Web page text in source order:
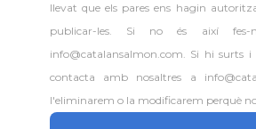
llevat que els pares ens hagin
publicar-les. Si no és així fes-
info@catalansalmon.com. Si hi surts i
contacta amb nosaltres a
l'eliminarem o la modificarem perquè